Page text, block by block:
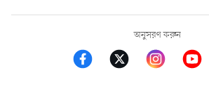
অনুসরণ করুন